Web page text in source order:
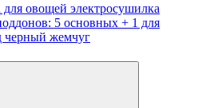
овощей электросушилка
5 основных + 1 для
черный жемчуг